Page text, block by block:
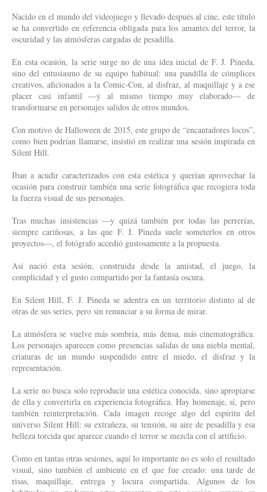
Nacido en el mundo del videojuego y llevado después al cine, este título
se ha convertido en referencia obligada para los amantes del terror, la
oscuridad y las atmósferas cargadas de pesadilla.
En esta ocasión, la serie surge no de una idea inicial de F. J. Pineda,
sino del entusiasmo de su equipo habitual: una pandilla de cómplices
creativos, aficionados a la Comic-Con, al disfraz, al maquillaje y a ese
placer casi infantil —y al mismo tiempo muy elaborado— de
transformarse en personajes salidos de otros mundos.
Con motivo de Halloween de 2015, este grupo de “encantadores locos”,
como bien podrían llamarse, insistió en realizar una sesión inspirada en
Silent Hill.
Iban a acudir caracterizados con esta estética y querían aprovechar la
ocasión para construir también una serie fotográfica que recogiera toda
la fuerza visual de sus personajes.
Tras muchas insistencias —y quizá también por todas las perrerías,
siempre cariñosas, a las que F. J. Pineda suele someterlos en otros
proyectos—, el fotógrafo accedió gustosamente a la propuesta.
Así nació esta sesión, construida desde la amistad, el juego, la
complicidad y el gusto compartido por la fantasía oscura.
En Silent Hill, F. J. Pineda se adentra en un territorio distinto al de
otras de sus series, pero sin renunciar a su forma de mirar.
La atmósfera se vuelve más sombría, más densa, más cinematográfica.
Los personajes aparecen como presencias salidas de una niebla mental,
criaturas de un mundo suspendido entre el miedo, el disfraz y la
representación.
La serie no busca solo reproducir una estética conocida, sino apropiarse
de ella y convertirla en experiencia fotográfica. Hay homenaje, sí, pero
también reinterpretación. Cada imagen recoge algo del espíritu del
universo Silent Hill: su extrañeza, su tensión, su aire de pesadilla y esa
belleza torcida que aparece cuando el terror se mezcla con el artificio.
Como en tantas otras sesiones, aquí lo importante no es solo el resultado
visual, sino también el ambiente en el que fue creado: una tarde de
risas, maquillaje, entrega y locura compartida. Algunos de los